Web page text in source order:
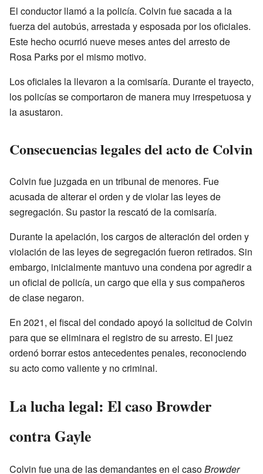
El conductor llamó a la policía. Colvin fue sacada a la
fuerza del autobús, arrestada y esposada por los oficiales.
Este hecho ocurrió nueve meses antes del arresto de
Rosa Parks por el mismo motivo.
Los oficiales la llevaron a la comisaría. Durante el trayecto,
los policías se comportaron de manera muy irrespetuosa y
la asustaron.
Consecuencias legales del acto de Colvin
Colvin fue juzgada en un tribunal de menores. Fue
acusada de alterar el orden y de violar las leyes de
segregación. Su pastor la rescató de la comisaría.
Durante la apelación, los cargos de alteración del orden y
violación de las leyes de segregación fueron retirados. Sin
embargo, inicialmente mantuvo una condena por agredir a
un oficial de policía, un cargo que ella y sus compañeros
de clase negaron.
En 2021, el fiscal del condado apoyó la solicitud de Colvin
para que se eliminara el registro de su arresto. El juez
ordenó borrar estos antecedentes penales, reconociendo
su acto como valiente y no criminal.
La lucha legal: El caso Browder
contra Gayle
Colvin fue una de las demandantes en el casoBrowder